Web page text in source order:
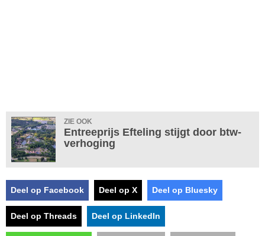
ZIE OOK
Entreeprijs Efteling stijgt door btw-
verhoging
Deel op Facebook Deel op X Deel op Bluesky
Deel op Threads Deel op LinkedIn